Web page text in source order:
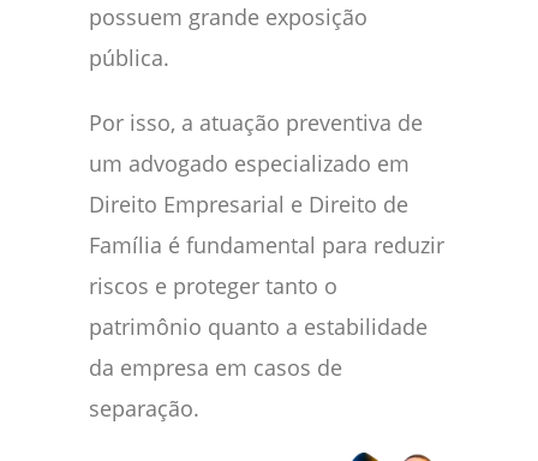
possuem grande exposição
pública.
Por isso, a atuação preventiva de
um advogado especializado em
Direito Empresarial e Direito de
Família é fundamental para reduzir
riscos e proteger tanto o
patrimônio quanto a estabilidade
da empresa em casos de
separação.